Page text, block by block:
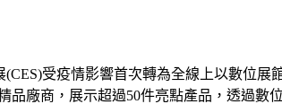
受疫情影響首次轉為全線上以數位展
廠商，展示超過50件亮點產品，透過數